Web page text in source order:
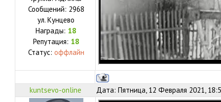
Сообщений: 2968
ул. Кунцево
Награды: 18
Репутация: 18
Статус: оффлайн
kuntsevo-online Дата: Пятница, 12 Февраля 2021,